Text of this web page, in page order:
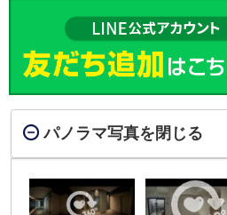
パノラマ写真を閉じる